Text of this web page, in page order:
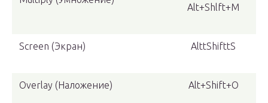
Alt+Shlft+M
Screen (Экран) AlttShifttS
Overlay (Наложение) Alt+Shift+O